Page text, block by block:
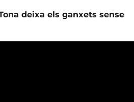
deixa els ganxets sense